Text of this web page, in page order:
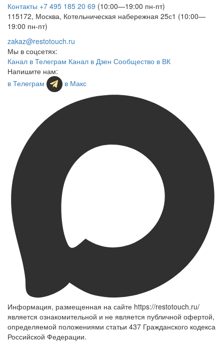
Контакты +7 495 185 20 69 (10:00—19:00 пн-пт)
115172, Москва, Котельническая набережная 25с1 (10:00—
19:00 пн-пт)
zakaz@restotouch.ru
Мы в соцсетях:
Канал в Телеграм Канал в Дзен Сообщество в ВК
Напишите нам:
в Телеграм
в Макс
Информация, размещенная на сайте https://restotouch.ru/
является ознакомительной и не является публичной офертой,
определяемой положениями статьи 437 Гражданского кодекса
Российской Федерации.